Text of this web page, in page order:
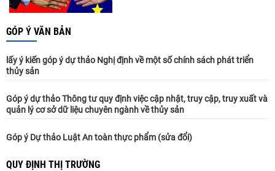
GÓP Ý VĂN BẢN
lấy ý kiến góp ý dự thảo Nghị định về một số chính sách phát triển
thủy sản
Góp ý dự thảo Thông tư quy định việc cập nhật, truy cập, truy xuất và
quản lý cơ sở dữ liệu chuyên ngành về thủy sản
Góp ý Dự thảo Luật An toàn thực phẩm (sửa đổi)
QUY ĐỊNH THỊ TRƯỜNG